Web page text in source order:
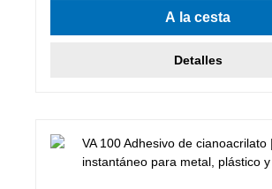
A la cesta
Detalles